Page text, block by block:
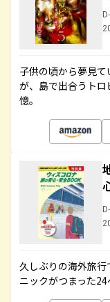
子供の頃から夢見
が、島で出合うト
憶。
久しぶりの海外旅
ニックがつまった